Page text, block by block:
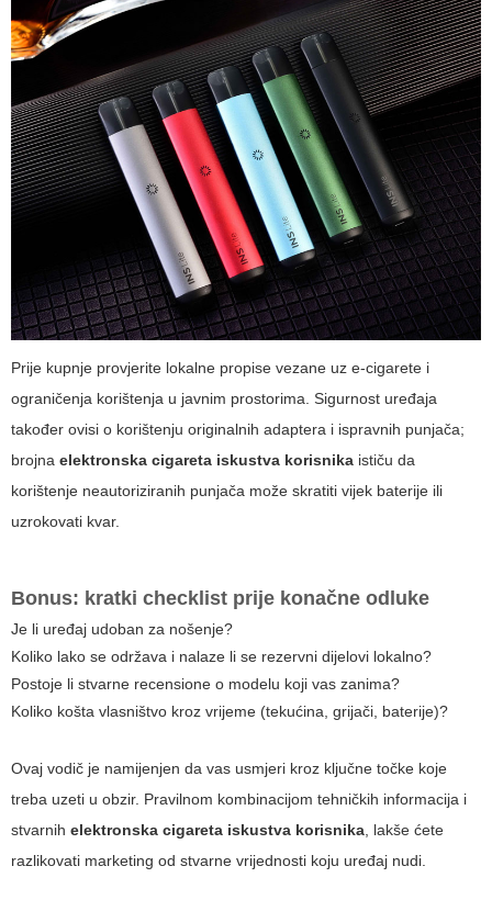
Prije kupnje provjerite lokalne propise vezane uz e-cigarete i
ograničenja korištenja u javnim prostorima. Sigurnost uređaja
također ovisi o korištenju originalnih adaptera i ispravnih punjača;
brojna elektronska cigareta iskustva korisnika ističu da
korištenje neautoriziranih punjača može skratiti vijek baterije ili
uzrokovati kvar.
Bonus: kratki checklist prije konačne odluke
Je li uređaj udoban za nošenje?
Koliko lako se održava i nalaze li se rezervni dijelovi lokalno?
Postoje li stvarne recensione o modelu koji vas zanima?
Koliko košta vlasništvo kroz vrijeme (tekućina, grijači, baterije)?
Ovaj vodič je namijenjen da vas usmjeri kroz ključne točke koje
treba uzeti u obzir. Pravilnom kombinacijom tehničkih informacija i
stvarnih elektronska cigareta iskustva korisnika , lakše ćete
razlikovati marketing od stvarne vrijednosti koju uređaj nudi.